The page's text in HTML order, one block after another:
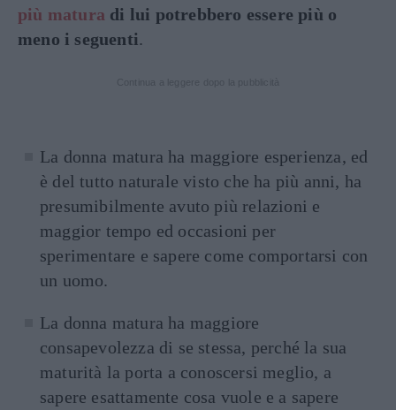
più matura di lui potrebbero essere più o
meno i seguenti.
La donna matura ha maggiore esperienza, ed
è del tutto naturale visto che ha più anni, ha
presumibilmente avuto più relazioni e
maggior tempo ed occasioni per
sperimentare e sapere come comportarsi con
un uomo.
La donna matura ha maggiore
consapevolezza di se stessa, perché la sua
maturità la porta a conoscersi meglio, a
sapere esattamente cosa vuole e a sapere